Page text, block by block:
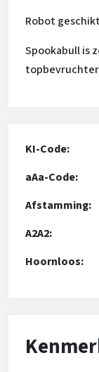
Robot
Spookabull is
KI-Code:
aAa-Code:
Afstamming:
A2A2:
Hoornloos: